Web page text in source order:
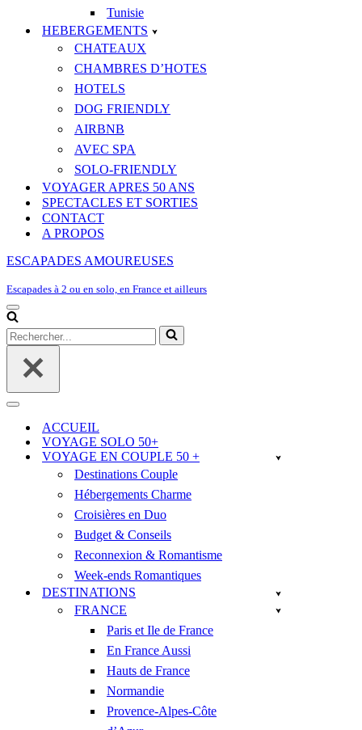
Tunisie
HEBERGEMENTS
CHATEAUX
CHAMBRES D’HOTES
HOTELS
DOG FRIENDLY
AIRBNB
AVEC SPA
SOLO-FRIENDLY
VOYAGER APRES 50 ANS
SPECTACLES ET SORTIES
CONTACT
A PROPOS
ESCAPADES AMOUREUSES
Escapades à 2 ou en solo, en France et ailleurs
Menu
de
navigation
Rechercher...
Menu
navigationACCUEIL
VOYAGE SOLO 50+
VOYAGE EN COUPLE 50 +
Destinations Couple
Hébergements Charme
Croisières en Duo
Budget & Conseils
Reconnexion & Romantisme
Week-ends Romantiques
DESTINATIONS
FRANCE
Paris et Ile de France
En France Aussi
Hauts de France
Normandie
Provence-Alpes-Côte